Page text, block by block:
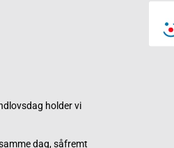
holder vi
dag, såfremt